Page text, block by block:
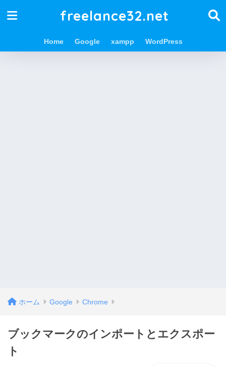
freelance32.net
Home Google xampp WordPress
ホーム Google Chrome
ブックマークのインポートとエクスポー
ト